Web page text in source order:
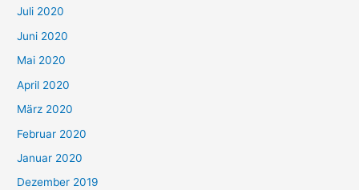
Juli 2020
Juni 2020
Mai 2020
April 2020
März 2020
Februar 2020
Januar 2020
Dezember 2019